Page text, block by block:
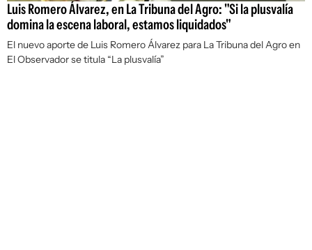
Luis Romero Álvarez, en La Tribuna del Agro: "Si la plusvalía
domina la escena laboral, estamos liquidados"
El nuevo aporte de Luis Romero Álvarez para La Tribuna del Agro en
El Observador se titula “La plusvalía”